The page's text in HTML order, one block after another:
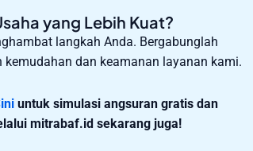
yang Lebih Kuat?
langkah Anda. Bergabunglah
dan keamanan layanan kami.
untuk simulasi angsuran gratis dan
mitrabaf.id sekarang juga!